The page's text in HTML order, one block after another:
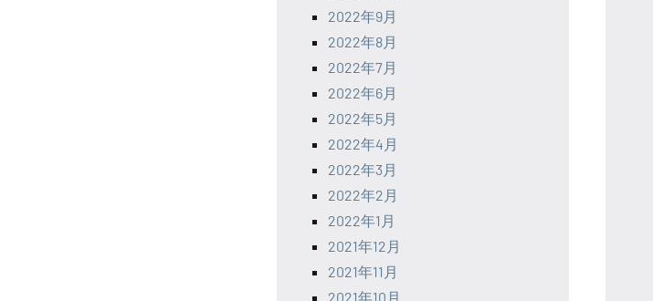
2022年9月
2022年8月
2022年7月
2022年6月
2022年5月
2022年4月
2022年3月
2022年2月
2022年1月
2021年12月
2021年11月
2021年10月